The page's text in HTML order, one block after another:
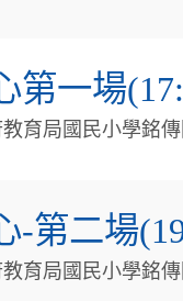
第一場
育局國民小學銘
-第二場
育局國民小學銘